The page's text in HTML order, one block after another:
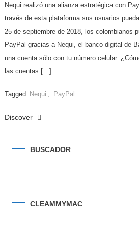
Nequi realizó una alianza estratégica con
través de esta plataforma sus usuarios
25 de septiembre de 2018, los colombianos
PayPal gracias a Nequi, el banco digital de
una cuenta sólo con tu número celular.
las cuentas […]
Tagged Nequi PayPal
Discover
BUSCADOR
CLEAMMYMAC